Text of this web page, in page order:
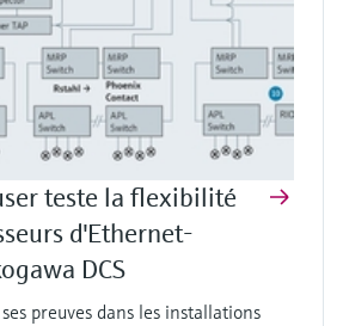
teste la flexibilité
d'Ethernet-
DCS
preuves dans les installations